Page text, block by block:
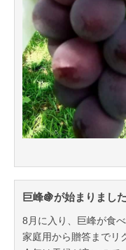
巨峰🍇が始まりました
8月に入り、巨峰が食
家庭用から贈答までリ